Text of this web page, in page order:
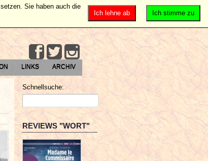
LINKS ARCHIV
Schnellsuche:
REVIEWS "WORT"
Ich stimme zu
Ich lehne ab
Sie haben auch die